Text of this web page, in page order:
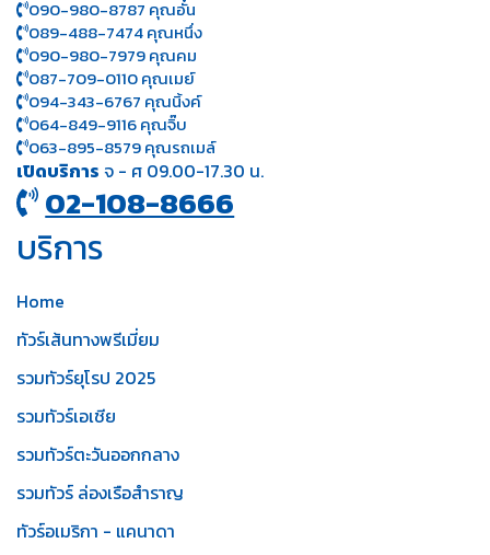
090-980-8787 คุณอั๋น
089-488-7474 คุณหนึ่ง
090-980-7979 คุณคม
087-709-0110 คุณเมย์
094-343-6767 คุณนิ้งค์
064-849-9116 คุณจิ๊บ
063-895-8 579คุณรถเมล์
เปิดบริการ จ - ศ 09.00-17.30 น.
02-108-8666
บริการ
Home
ทัวร์เส้นทางพรีเมี่ยม
รวมทัวร์ยุโรป 2025
รวมทัวร์เอเชีย
รวมทัวร์ตะวันออกกลาง
รวมทัวร์ ล่องเรือสำราญ
ทัวร์อเมริกา - แคนาดา